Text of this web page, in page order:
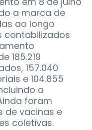
a marca de
ao longo
contabilizados
185.219
157.040
e 104.855
a
foram
de vacinas e
coletivas.